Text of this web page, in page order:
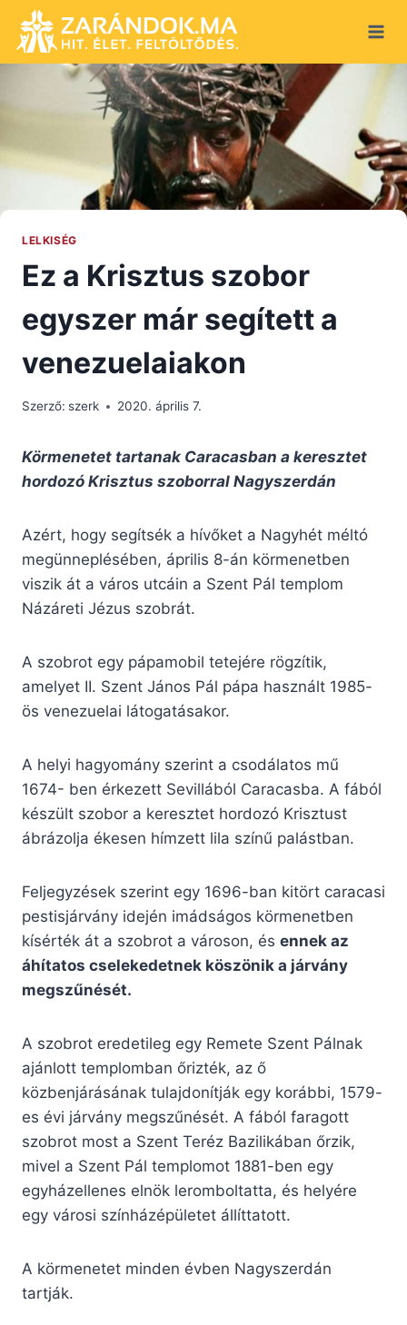
content
LELKISÉG
Ez a Krisztus szobor
egyszer már segített a
venezuelaiakon
Szerző: szerk 2020. április 7.
Körmenetet tartanak Caracasban a keresztet
hordozó Krisztus szoborral Nagyszerdán
Azért, hogy segítsék a hívőket a Nagyhét méltó
megünneplésében, április 8-án körmenetben
viszik át a város utcáin a Szent Pál templom
Názáreti Jézus szobrát.
A szobrot egy pápamobil tetejére rögzítik,
amelyet II. Szent János Pál pápa használt 1985-
ös venezuelai látogatásakor.
A helyi hagyomány szerint a csodálatos mű
1674- ben érkezett Sevillából Caracasba. A fából
készült szobor a keresztet hordozó Krisztust
ábrázolja ékesen hímzett lila színű palástban.
Feljegyzések szerint egy 1696-ban kitört caracasi
pestisjárvány idején imádságos körmenetben
kísérték át a szobrot a városon, és ennek az
áhítatos cselekedetnek köszönik a járvány
megszűnését.
A szobrot eredetileg egy Remete Szent Pálnak
ajánlott templomban őrizték, az ő
közbenjárásának tulajdonítják egy korábbi, 1579-
es évi járvány megszűnését. A fából faragott
szobrot most a Szent Teréz Bazilikában őrzik,
mivel a Szent Pál templomot 1881-ben egy
egyházellenes elnök leromboltatta, és helyére
egy városi színházépületet állíttatott.
A körmenetet minden évben Nagyszerdán
tartják.